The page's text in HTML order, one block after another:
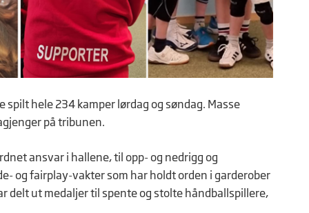
hele 234 kamper lørdag og søndag. Masse
på tribunen.
ansvar i hallene, til opp- og nedrigg og
og fairplay-vakter som har holdt orden i garderober
delt ut medaljer til spente og stolte håndballspillere,